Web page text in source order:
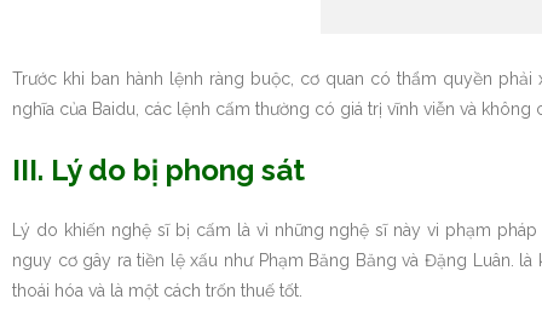
Trước khi ban hành lệnh ràng buộc, cơ quan có thẩm quyền
nghĩa của Baidu, các lệnh cấm thường có giá trị vĩnh viễn và không
III. Lý do bị phong sát
Lý do khiến nghệ sĩ bị cấm là vì những nghệ sĩ này vi phạm
nguy cơ gây ra tiền lệ xấu như Phạm Băng Băng và Đặng Luân.
thoái hóa và là một cách trốn thuế tốt.